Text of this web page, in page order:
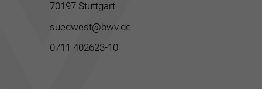
70197 Stuttgart
suedwest@bwv.de
0711 402623-10